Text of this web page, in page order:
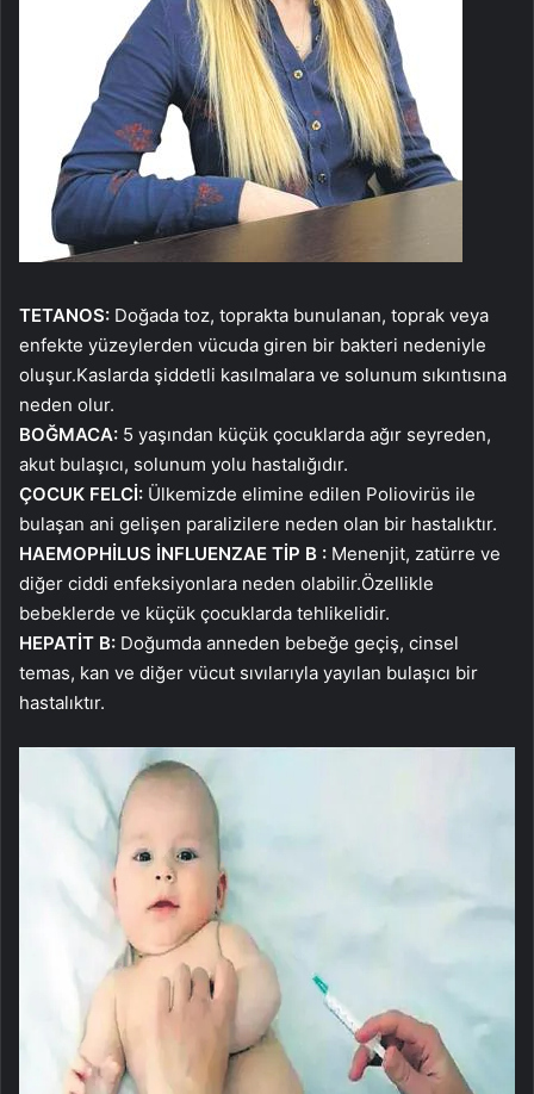
TETANOS: Doğada toz, toprakta bunulanan, toprak veya
enfekte yüzeylerden vücuda giren bir bakteri nedeniyle
oluşur.Kaslarda şiddetli kasılmalara ve solunum sıkıntısına
neden olur.
BOĞMACA: 5 yaşından küçük çocuklarda ağır seyreden,
akut bulaşıcı, solunum yolu hastalığıdır.
ÇOCUK FELCİ: Ülkemizde elimine edilen Poliovirüs ile
bulaşan ani gelişen paralizilere neden olan bir hastalıktır.
HAEMOPHİLUS İNFLUENZAE TİP B : Menenjit, zatürre ve
diğer ciddi enfeksiyonlara neden olabilir.Özellikle
bebeklerde ve küçük çocuklarda tehlikelidir.
HEPATİT B: Doğumda anneden bebeğe geçiş, cinsel
temas, kan ve diğer vücut sıvılarıyla yayılan bulaşıcı bir
hastalıktır.